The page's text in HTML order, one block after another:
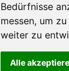
Bedürfnisse
messen, um
weiter zu
Alle